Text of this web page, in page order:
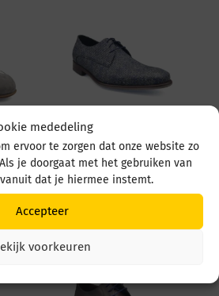
mededeling
ervoor te zorgen dat onze website zo
je doorgaat met het gebruiken van
dat je hiermee instemt.
Accepteer
voorkeuren
Floris v Bommel De
Stijler20.24 SFM-30262
41-03 DarkBlue